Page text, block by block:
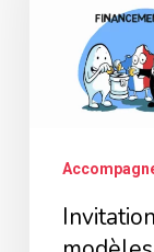
modèles
économiques
associations